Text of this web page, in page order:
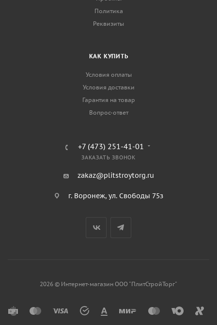
Политика
Реквизиты
КАК КУПИТЬ
Условия оплаты
Условия доставки
Гарантия на товар
Вопрос-ответ
+7 (473) 251-41-01
ЗАКАЗАТЬ ЗВОНОК
zakaz@plitstroytorg.ru
г. Воронеж, ул. Свободы 75з
2026 © Интернет-магазин ООО "ПлитСтройТорг"